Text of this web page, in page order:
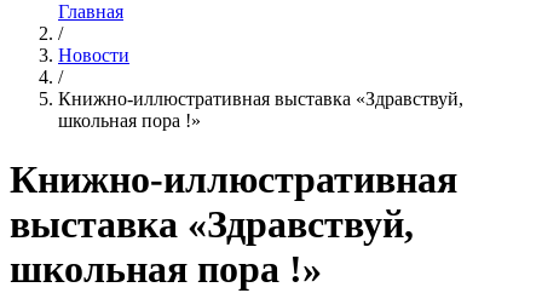
Главная
/
Новости
/
Книжно-иллюстративная выставка «Здравствуй,
школьная пора !»
Книжно-иллюстративная
выставка «Здравствуй,
школьная пора !»